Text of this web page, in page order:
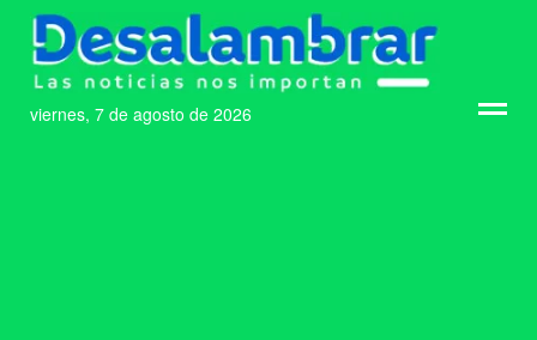
viernes, 7 de agosto de 2026